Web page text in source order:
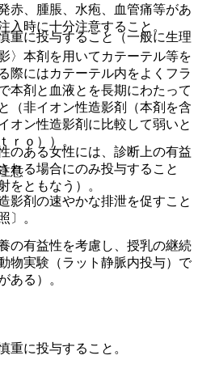
赤、腫脹、水疱、血管痛等があ
入時に十分注意すること。
本剤を用いてカテーテル等を
際にはカテーテル内をよくフラ
本剤と血液とを長期にわたって
（非イオン性造影剤（本剤を含
オン性造影剤に比較して弱いと
ｏ））。
意
影剤の速やかな排泄を促すこと
〕。
重に投与すること（一般に生理
のある女性には、診断上の有益
れる場合にのみ投与すること
をともなう）。
の有益性を考慮し、授乳の継続
物実験（ラット静脈内投与）で
ある）。
重に投与すること。